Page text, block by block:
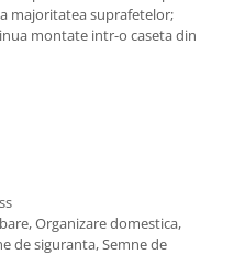
majoritatea suprafetelor;
montate intr-o caseta din
Organizare domestica,
de siguranta, Semne de